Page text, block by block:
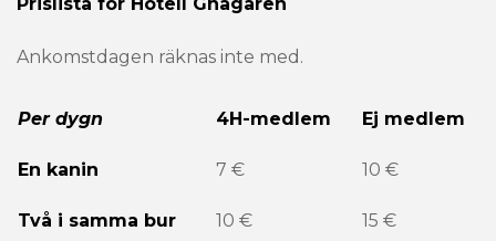
Ankomstdagen räknas inte med.
Per dygn 4H-medlem Ej medlem
En kanin 7 € 10 €
Två i samma bur 10 € 15 €